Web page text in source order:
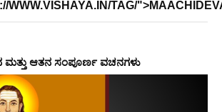
WWW.VISHAYA.IN/TAG/
ಆತನ ಸಂಪೂರ್ಣ ವಚನಗಳು